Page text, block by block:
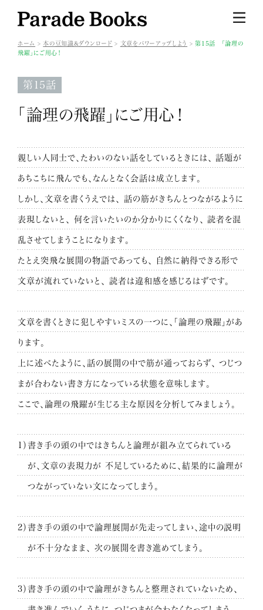
ホーム 本の豆知識&ダウンロード 文章をパワーアップしよう
第15話 「論理の
飛躍」にご用心！
第15話
「論理の飛躍」にご用心！
親しい人同士で、たわいのない話をしているときには、 話題が
あちこちに飛んでも、なんとなく会話は成立します。
しかし、文章を書くうえでは、 話の筋がきちんとつながるように
表現しないと、 何を言いたいのか分かりにくくなり、 読者を混
乱させてしまうことになります。
たとえ突飛な展開の物語であっても、 自然に納得できる形で
文章が流れていないと、 読者は違和感を感じるはずです。
文章を書くときに犯しやすいミスの一つに、「論理の飛躍」があ
ります。
上に述べたように、話の展開の中で筋が通っておらず、 つじつ
まが合わない書き方になっている状態を意味します。
ここで、論理の飛躍が生じる主な原因を分析してみましょう。
1）書き手の頭の中ではきちんと論理が組み立てられている
が、文章の表現力が 不足しているために、結果的に論理が
つながっていない文になってしまう。
2）書き手の頭の中で論理展開が先走ってしまい、途中の説明
が不十分なまま、 次の展開を書き進めてしまう。
3）書き手の頭の中で論理がきちんと整理されていないため、